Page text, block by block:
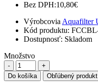
Bez DPH:10,80€
Výrobcovia Aquafilter
Kód produktu:
Dostupnosť: Skladom
Množstvo
Do košíka Obľúbený produkt